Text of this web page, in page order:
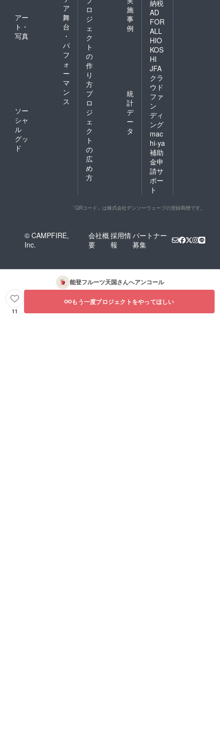
ア
アー
ト・
写真
舞
台
・
パ
フ
ォ
ー
マ
ン
ス
ソー
シャ
ル
グッ
ド
ロ
ジ
ェ
ク
ト
の
作
り
方
施
事
例
プ
ロ
ジ
ェ
ク
ト
の
広
め
方
統
計
デ
ー
タ
納税
AD
FOR
ALL
HIO
KOS
HI
JFA
クラ
ウド
ファ
ン
ディ
ング
mac
hi-ya
補助
金申
請サ
ポー
ト
「QRコード」は株式会社デンソーウェーブの登録商標です。
© CAMPFIRE,
Inc.
会社概
要
採用情
報
パートナー
募集
能登フルーツ天国さんへアンコール
11
もう一度プロジェクトをやってほしい